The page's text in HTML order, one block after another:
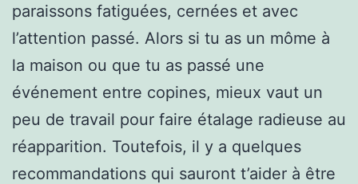
paraissons fatiguées, cernées et avec
l’attention passé. Alors si tu as un môme à
la maison ou que tu as passé une
événement entre copines, mieux vaut un
peu de travail pour faire étalage radieuse au
réapparition. Toutefois, il y a quelques
recommandations qui sauront t’aider à être